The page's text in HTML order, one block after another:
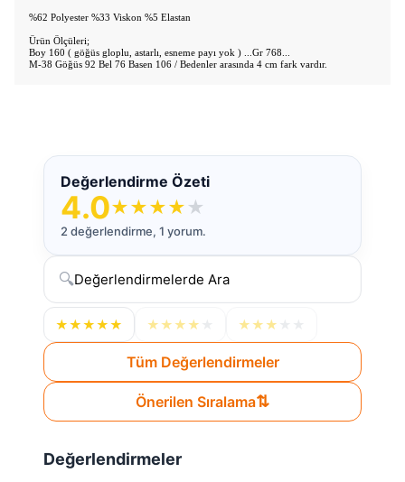
%62 Polyester %33 Viskon %5 Elastan
Ürün Ölçüleri;
Boy 160 ( göğüs gloplu, astarlı, esneme payı yok ) ...Gr 768...
M-38 Göğüs 92 Bel 76 Basen 106 / Bedenler arasında 4 cm fark vardır.
Değerlendirme Özeti
4.0★★★★ ★
2 değerlendirme, 1 yorum.
🔍
★★★★★ ★ ★ ★ ★ ★ ★ ★
Tüm Değerlendirmeler
Önerilen Sıralama⇅
Değerlendirmeler